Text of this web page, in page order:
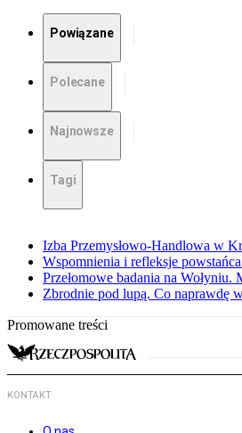
Powiązane
Polecane
Najnowsze
Tagi
Izba Przemysłowo-Handlowa w
Wspomnienia i refleksje
Przełomowe badania na
Zbrodnie pod lupą. Co naprawdę
Promowane treści
KONTAKT